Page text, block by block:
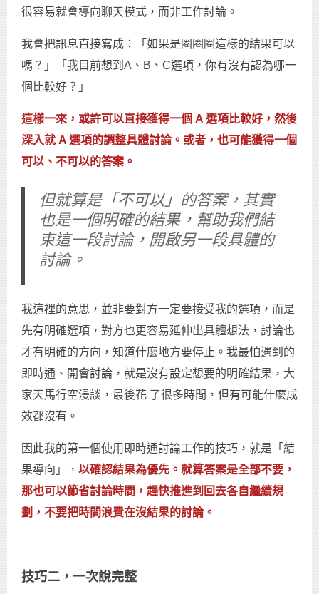
很容易就會導向聊天模式，而非工作討論。
我會把訊息直接寫成：「如果是圈圈圈這樣的結果可以
嗎？」「我目前想到A、B、C選項，你有沒有認為哪一
個比較好？」
這樣一來，或許可以直接獲得一個 A 選項比較好，然後
深入就 A 選項的調整具體討論。或者，也可能獲得一個
可以、不可以的答案。
但就算是「不可以」的答案，其實
也是一個明確的結果，幫助我們結
束這一段討論，開啟另一段具體的
討論。
我這裡的意思，並非要對方一定要接受我的選項，而是
先有明確選項，對方也更容易延伸出具體想法，討論也
才有明確的方向，知道什麼地方要停止。我最怕遇到的
即時通、開會討論，就是沒有設定想要的明確結果，大
家天馬行空漫談，最後花 了很多時間，但有可能什麼成
效都沒有。
因此我的第一個使用即時通討論工作的技巧，就是「結
果導向」， 以確認結果為優先。就算答案是全部不要，
那也可以節省討論時間，趕快推進到回去各自繼續規
劃，不要把時間浪費在沒結果的討論。
技巧二，一次說完整